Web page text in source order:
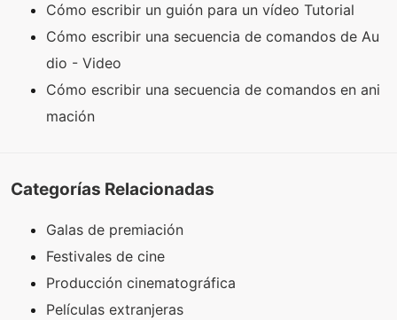
Cómo escribir un guión para un vídeo Tutorial
Cómo escribir una secuencia de comandos de Au
dio - Video
Cómo escribir una secuencia de comandos en ani
mación
Categorías Relacionadas
Galas de premiación
Festivales de cine
Producción cinematográfica
Películas extranjeras